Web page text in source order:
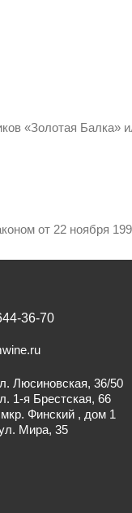
«Золотая Балка»
от 22 ноября
36-70
Люсиновская, 36/50
1-я Брестская, 66
Финский , дом 1
Мира, 35